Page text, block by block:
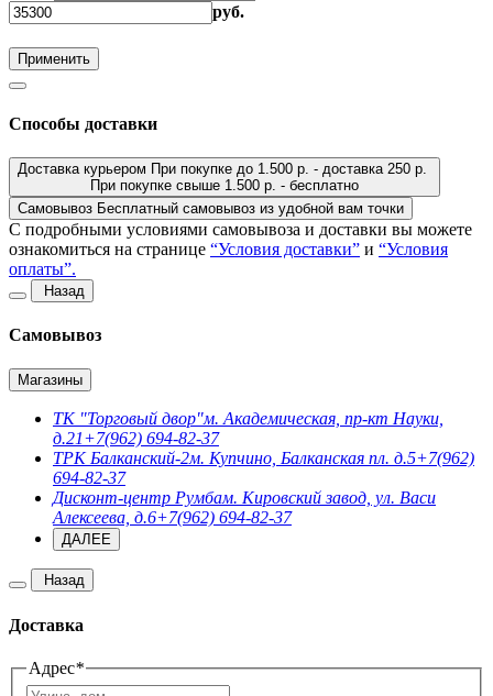
руб.
Применить
Способы доставки
Доставка курьером При покупке до 1.500 р. - доставка 250 р.
При покупке свыше 1.500 р. - бесплатно
Самовывоз Бесплатный самовывоз из удобной вам точки
C подробными условиями самовывоза и доставки вы можете
ознакомиться на странице “Условия доставки” и “Условия
оплаты”.
Назад
Самовывоз
Магазины
ТК "Торговый двор"м. Академическая, пр-кт Науки,
д.21+7(962) 694-82-37
ТРК Балканский-2м. Купчино, Балканская пл. д.5+7(962)
694-82-37
Дисконт-центр Румбам. Кировский завод, ул. Васи
Алексеева, д.6+7(962) 694-82-37
ДАЛЕЕ
Назад
Доставка
Адрес*